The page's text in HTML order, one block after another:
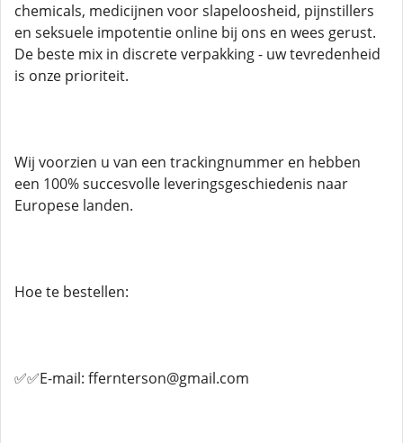
chemicals, medicijnen voor slapeloosheid, pijnstillers
en seksuele impotentie online bij ons en wees gerust.
De beste mix in discrete verpakking - uw tevredenheid
is onze prioriteit.
Wij voorzien u van een trackingnummer en hebben
een 100% succesvolle leveringsgeschiedenis naar
Europese landen.
Hoe te bestellen:
✅✅E-mail: ffernterson@gmail.com